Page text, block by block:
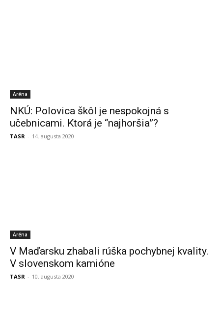
Aréna
NKÚ: Polovica škôl je nespokojná s
učebnicami. Ktorá je “najhoršia”?
TASR - 14. augusta 2020
Aréna
V Maďarsku zhabali rúška pochybnej kvality.
V slovenskom kamióne
TASR - 10. augusta 2020